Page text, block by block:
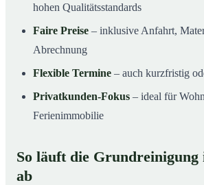
hohen Qualitätsstandards
Faire Preise – inklusive Anfahrt,
Abrechnung
Flexible Termine – auch kurzfristig
Privatkunden-Fokus – ideal für
Ferienimmobilie
So läuft die
ab